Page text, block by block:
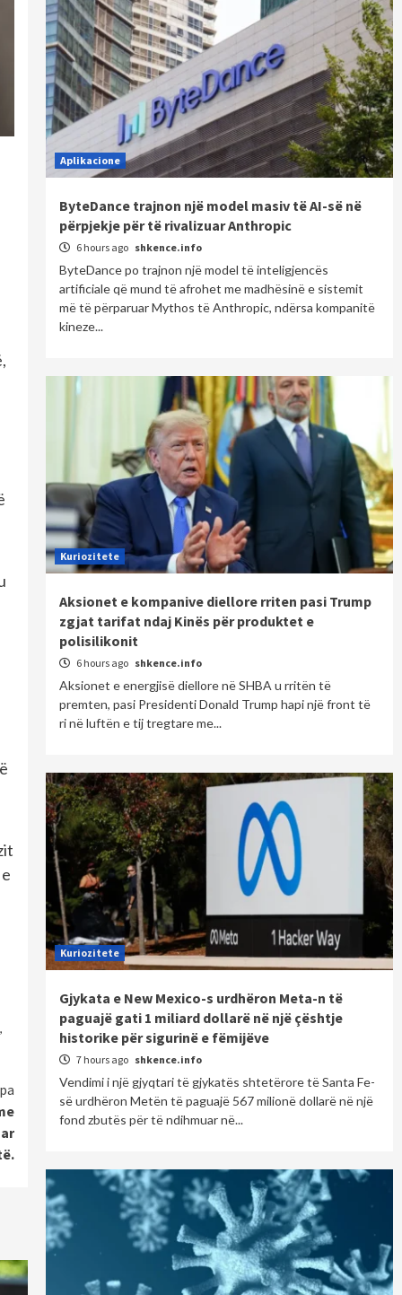
,
Aplikacione
ByteDance trajnon një model masiv të AI-së në
përpjekje për të rivalizuar Anthropic
6 hours ago shkence.info
ByteDance po trajnon një model të inteligjencës
artificiale që mund të afrohet me madhësinë e sistemit
më të përparuar Mythos të Anthropic, ndërsa kompanitë
kineze...
Kuriozitete
Aksionet e kompanive diellore rriten pasi Trump
zgjat tarifat ndaj Kinës për produktet e
polisilikonit
6 hours ago shkence.info
Aksionet e energjisë diellore në SHBA u rritën të
premten, pasi Presidenti Donald Trump hapi një front të
ri në luftën e tij tregtare me...
Kuriozitete
Gjykata e New Mexico-s urdhëron Meta-n të
paguajë gati 1 miliard dollarë në një çështje
historike për sigurinë e fëmijëve
7 hours ago shkence.info
Vendimi i një gjyqtari të gjykatës shtetërore të Santa Fe-
së urdhëron Metën të paguajë 567 milionë dollarë në një
fond zbutës për të ndihmuar në...